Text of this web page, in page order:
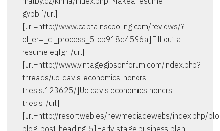
gvbbi[/url]
[url=http://www.captainscooling.com/reviews/?
cf_er=_cf_process_5fcb918d4596a]Fill out a
resume eqfgr[/url]
[url=http://www.vintagegibsonforum.com/index.php?
threads/uc-davis-economics-honors-
thesis.123625/]Uc davis economics honors
thesis[/url]
[url=http://resortweb.es/newmediadewebs/index.php/
blog-post-heading-5]Early stage business plan